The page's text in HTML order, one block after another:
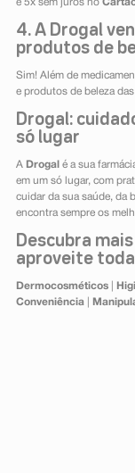
e 5x sem juros no
4. A Drogal
produtos de
Sim! Além de
e produtos de beleza
Drogal:
só lugar
A Drogal é a sua
em um só lugar, com
cuidar da sua saúde, da
encontra sempre os
Descubra
aproveite
Dermocosméticos|
Conveniência|